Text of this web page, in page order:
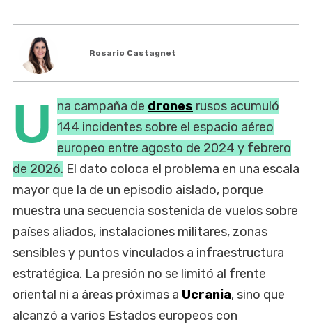
Rosario Castagnet
U na campaña de drones rusos acumuló
144 incidentes sobre el espacio aéreo
europeo entre agosto de 2024 y febrero
de 2026. El dato coloca el problema en una escala
mayor que la de un episodio aislado, porque
muestra una secuencia sostenida de vuelos sobre
países aliados, instalaciones militares, zonas
sensibles y puntos vinculados a infraestructura
estratégica. La presión no se limitó al frente
oriental ni a áreas próximas a Ucrania, sino que
alcanzó a varios Estados europeos con